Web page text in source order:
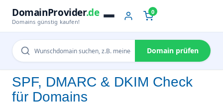
DomainProvider.de
Domains günstig kaufen!
0
Domain prüfen
SPF, DMARC & DKIM Check
für Domains